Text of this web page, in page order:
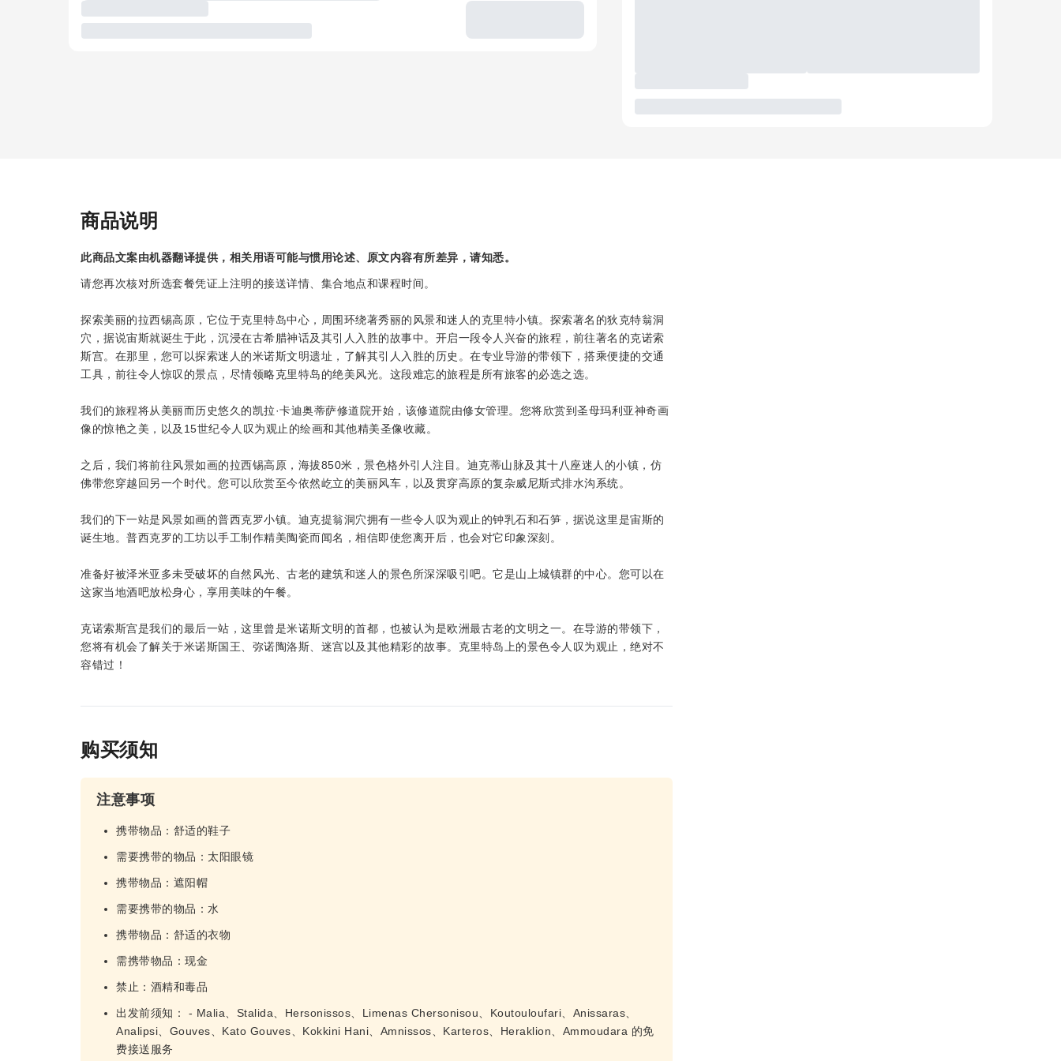
商品说明
此商品文案由机器翻译提供，相关用语可能与惯用论述、原文内容有所差异，请知悉。
请您再次核对所选套餐凭证上注明的接送详情、集合地点和课程时间。
探索美丽的拉西锡高原，它位于克里特岛中心，周围环绕著秀丽的风景和迷人的克里特小镇。探索著名的狄克特翁洞
穴，据说宙斯就诞生于此，沉浸在古希腊神话及其引人入胜的故事中。开启一段令人兴奋的旅程，前往著名的克诺索
斯宫。在那里，您可以探索迷人的米诺斯文明遗址，了解其引人入胜的历史。在专业导游的带领下，搭乘便捷的交通
工具，前往令人惊叹的景点，尽情领略克里特岛的绝美风光。这段难忘的旅程是所有旅客的必选之选。
我们的旅程将从美丽而历史悠久的凯拉·卡迪奥蒂萨修道院开始，该修道院由修女管理。您将欣赏到圣母玛利亚神奇画
像的惊艳之美，以及15世纪令人叹为观止的绘画和其他精美圣像收藏。
之后，我们将前往风景如画的拉西锡高原，海拔850米，景色格外引人注目。迪克蒂山脉及其十八座迷人的小镇，仿
佛带您穿越回另一个时代。您可以欣赏至今依然屹立的美丽风车，以及贯穿高原的复杂威尼斯式排水沟系统。
我们的下一站是风景如画的普西克罗小镇。迪克提翁洞穴拥有一些令人叹为观止的钟乳石和石笋，据说这里是宙斯的
诞生地。普西克罗的工坊以手工制作精美陶瓷而闻名，相信即使您离开后，也会对它印象深刻。
准备好被泽米亚多未受破坏的自然风光、古老的建筑和迷人的景色所深深吸引吧。它是山上城镇群的中心。您可以在
这家当地酒吧放松身心，享用美味的午餐。
克诺索斯宫是我们的最后一站，这里曾是米诺斯文明的首都，也被认为是欧洲最古老的文明之一。在导游的带领下，
您将有机会了解关于米诺斯国王、弥诺陶洛斯、迷宫以及其他精彩的故事。克里特岛上的景色令人叹为观止，绝对不
容错过！
购买须知
注意事项
携带物品：舒适的鞋子
需要携带的物品：太阳眼镜
携带物品：遮阳帽
需要携带的物品：水
携带物品：舒适的衣物
需携带物品：现金
禁止：酒精和毒品
出发前须知： - Malia、Stalida、Hersonissos、Limenas Chersonisou、Koutouloufari、Anissaras、
Analipsi、Gouves、Kato Gouves、Kokkini Hani、Amnissos、Karteros、Heraklion、Ammoudara 的免
费接送服务